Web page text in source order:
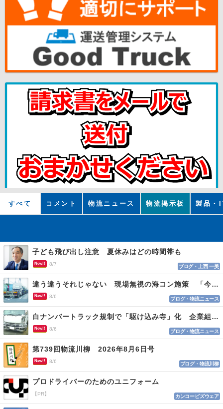
すべて コメント 物流ニュース 物流掲示板 製品・
子ども飛び出し注意 夏休みはどの時間帯も
New!! 8/7 ブログ・上西 一美
違う違うそれじゃない 現場無視の海コン施策 「今でも平均２～３時間は待つ」
New!! 8/6 ブログ・物流ニュース
白ナンバートラック規制で「駆け込み寺」化 企業組合が入会基準を見直しへ
New!! 8/6 ブログ・物流ニュース
第739回物流川柳 2026年8月6日号
New!! 8/6 ブログ・物流川柳
プロドライバーのためのユニフォーム
【PR】 カンコービズウェア